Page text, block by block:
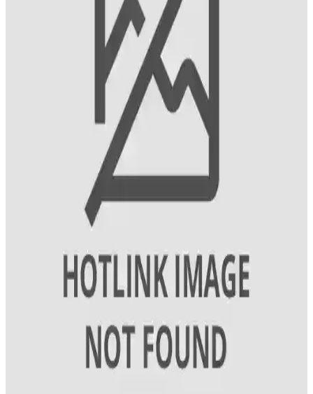
İyot Vitamini ve Sağlık Üzerindeki Etkileri: Günlük
Alım ve Kaynaklar
İyot, tiroid fonksiyonları ve beyin gelişimi için kritik öneme sahip
mineral. Günlük ihtiyaç ve doğal kaynaklar hakkında bilgiler içerir.
İyotun Önemi ve İyot İçeren Besinler: Tiroid Sağlığı
İyot, tiroid hormonlarının üretimi için hayati öneme sahiptir. Deniz
ürünleri ve iyotlu tuz, iyotun başlıca kaynaklarıdır. Ayrıca E vitamini
ve B9 vitamini sağlıklı metabolizma ve gelişim için gereklidir.
İyotun Tiroid Sağlığı ve Günlük İhtiyaçlardaki
Rolü: Kullanımı ve Önemi
İyot, tiroid hormonlarının üretiminde kritik bir mineraldir. Günlük
gereklidir. Eksikliği guatr ve nörolojik sorunlara yol açabilir.
İyot Takviyesi Seçimi Rehberi: Sağlıklı Tiroid
Fonksiyonları İçin Doğru Tercih
İyot, tiroid hormonları için önemli bir mineraldir. Doğru doz ve
güvenilir markalarla yapılan takviyeler, tiroid sağlığını destekler ve